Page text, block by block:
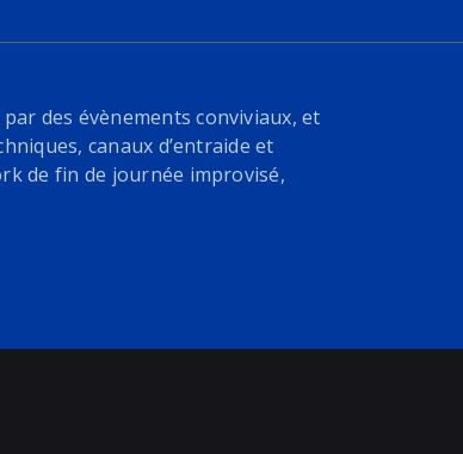
des évènements conviviaux, et
canaux d’entraide et
de fin de journée improvisé,